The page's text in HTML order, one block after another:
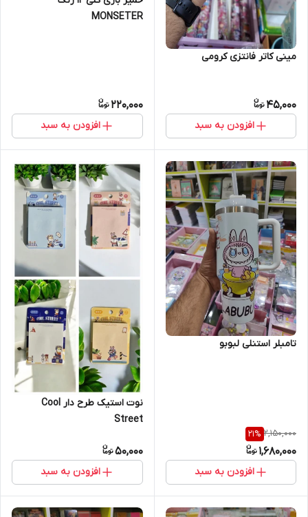
مینی کاتر فانتزی کرومی
45,000
افزودن به سبد
MONSETER
220,000
افزودن به سبد
تامبلر استنلی لبوبو
2,150,000
21%
1,680,000
افزودن به سبد
نوت استیک طرح دار Cool
Street
50,000
افزودن به سبد